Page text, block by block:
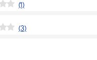
(1)
(3)